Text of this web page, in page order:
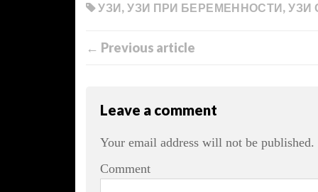
УЗИ,УЗИ ПРИ БЕРЕМЕННОСТИ,УЗИ
← Previous article
Leave a comment
Your email address will not be published.
Comment